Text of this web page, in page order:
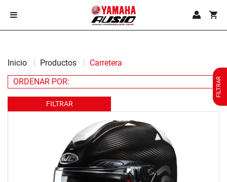
Inicio Productos Carretera
FILTRAR
FILTRAR